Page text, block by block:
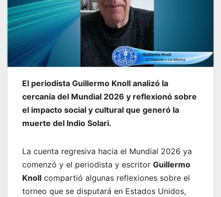
El periodista Guillermo Knoll analizó la
cercanía del Mundial 2026 y reflexionó sobre
el impacto social y cultural que generó la
muerte del Indio Solari.
La cuenta regresiva hacia el Mundial 2026 ya
comenzó y el periodista y escritor Guillermo
Knoll compartió algunas reflexiones sobre el
torneo que se disputará en Estados Unidos,